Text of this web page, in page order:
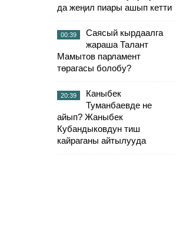
да жеңил пиары ашып кетти
00:39
Саясый кырдаалга
жараша Талант
Мамытов парламент
төрагасы болобу?
20:39
Каныбек
Туманбаевде не
айып? Жаныбек
Кубандыковдун тиш
кайраганы айтылууда